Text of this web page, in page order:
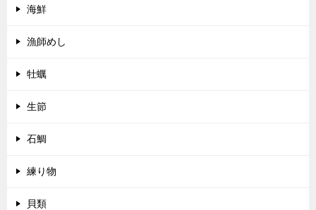
海鮮
漁師めし
牡蠣
生節
石鯛
練り物
貝類